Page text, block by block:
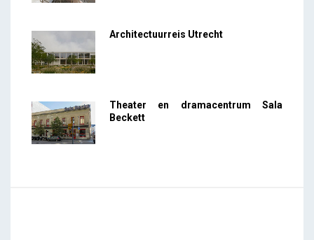
Architectuurreis Utrecht
Theater en dramacentrum Sala
Beckett